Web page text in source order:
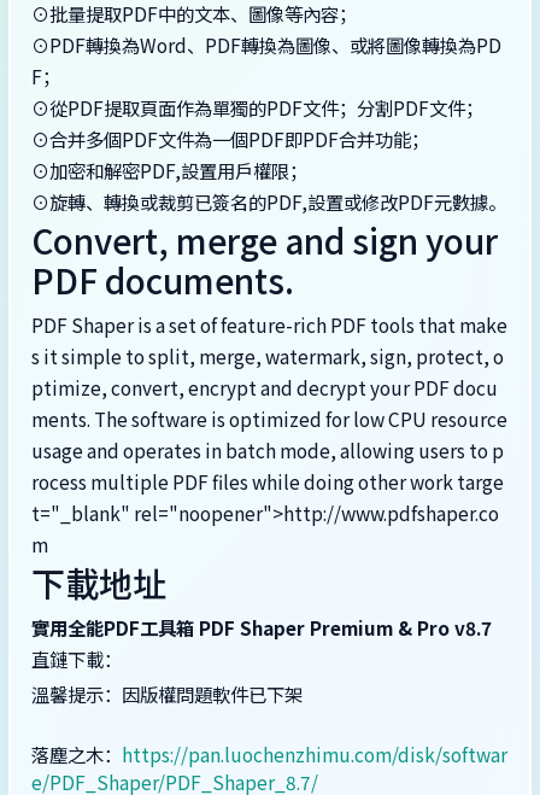
⊙批量提取PDF中的文本、圖像等內容；
⊙PDF轉換為Word、PDF轉換為圖像、或將圖像轉換為PD
F；
⊙從PDF提取頁面作為單獨的PDF文件；分割PDF文件；
⊙合并多個PDF文件為一個PDF即PDF合并功能；
⊙加密和解密PDF,設置用戶權限；
⊙旋轉、轉換或裁剪已簽名的PDF,設置或修改PDF元數據。
Convert, merge and sign your
PDF documents.
PDF Shaper is a set of feature-rich PDF tools that make
s it simple to split, merge, watermark, sign, protect, o
ptimize, convert, encrypt and decrypt your PDF docu
ments. The software is optimized for low CPU resource
usage and operates in batch mode, allowing users to p
rocess multiple PDF files while doing other work targe
t="_blank" rel="noopener">http://www.pdfshaper.co
m
下載地址
實用全能PDF工具箱 PDF Shaper Premium & Pro v8.7
直鏈下載：
溫馨提示：因版權問題軟件已下架
落塵之木： https://pan.luochenzhimu.com/disk/softwar
e/PDF_Shaper/PDF_Shaper_8.7/